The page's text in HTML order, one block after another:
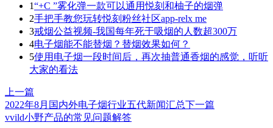
1“+C ”雾化弹一款可以通用悦刻和柚子的烟弹
2手把手教您玩转悦刻粉丝社区app-relx me
3戒烟公益视频-我国每年死于吸烟的人数超300万
4电子烟能不能替烟？替烟效果如何？
5使用电子烟一段时间后，再次抽普通香烟的感觉，听听
大家的看法
上一篇
2022年8月国内外电子烟行业五代新闻汇总下一篇
vvild小野产品的常见问题解答